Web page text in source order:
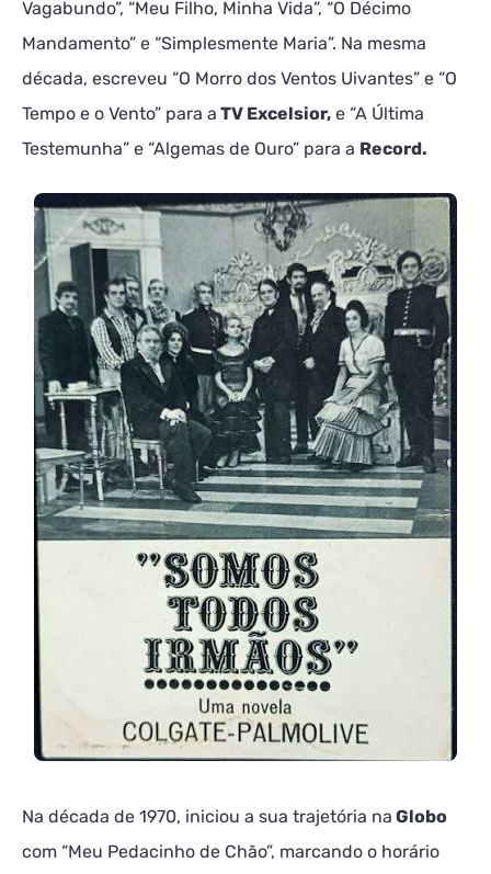
Vagabundo”, “Meu Filho, Minha Vida”, “O Décimo
Mandamento” e “Simplesmente Maria”. Na mesma
década, escreveu “O Morro dos Ventos Uivantes” e “O
Tempo e o Vento” para a TV Excelsior, e “A Última
Testemunha” e “Algemas de Ouro” para a Record.
Na década de 1970, iniciou a sua trajetória na Globo
com “Meu Pedacinho de Chão”, marcando o horário